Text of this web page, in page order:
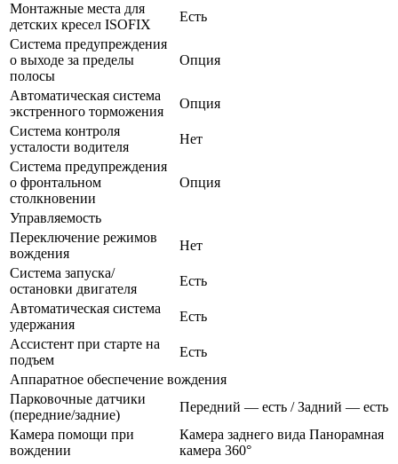
Монтажные места для
детских кресел ISOFIX
Есть
Система предупреждения
о выходе за пределы
полосы
Опция
Автоматическая система
экстренного торможения
Опция
Система контроля
усталости водителя
Нет
Система предупреждения
о фронтальном
столкновении
Опция
Управляемость
Переключение режимов
вождения
Нет
Система запуска/
остановки двигателя
Есть
Автоматическая система
удержания
Есть
Ассистент при старте на
подъем
Есть
Аппаратное обеспечение вождения
Парковочные датчики
(передние/задние)
Передний — есть / Задний — есть
Камера помощи при
вождении
Камера заднего вида Панорамная
камера 360°